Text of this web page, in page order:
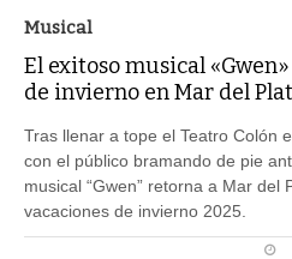
Musical
El exitoso musical
de invierno en Mar del
Tras llenar a tope el Teatro Colón
con el público bramando de pie
musical “Gwen” retorna a Mar del
vacaciones de invierno 2025.